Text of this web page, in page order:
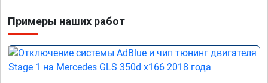
Примеры наших работ